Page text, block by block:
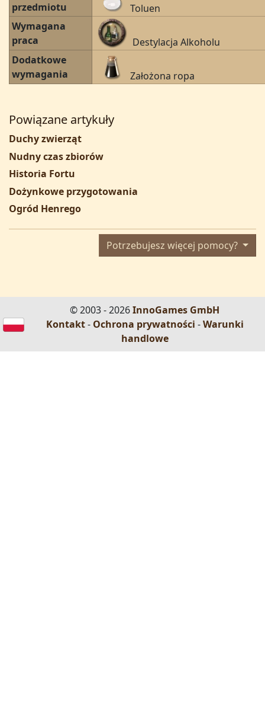
przedmiotu
Toluen
Wymagana
praca
Destylacja Alkoholu
Dodatkowe
wymagania
Założona ropa
Powiązane artykuły
Duchy zwierząt
Nudny czas zbiorów
Historia Fortu
Dożynkowe przygotowania
Ogród Henrego
Potrzebujesz więcej pomocy?
© 2003 - 2026InnoGames GmbH
Kontakt- Ochrona prywatności -Warunki
handlowe